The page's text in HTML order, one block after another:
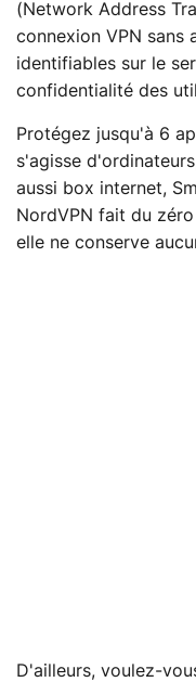
(Network Address
connexion VPN sans
identifiables sur le
confidentialité des
Protégez jusqu'à 6
s'agisse
aussi box internet,
NordVPN fait du
elle ne conserve
D'ailleurs, voulez-